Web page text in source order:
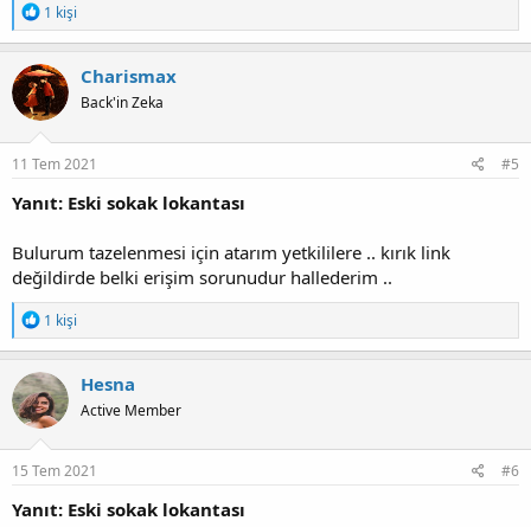
T
e
p
k
i
l
e
r
:
1 kişi
Charismax
Back'in Zeka
11 Tem 2021 #5
Yanıt: Eski sokak lokantası
Bulurum tazelenmesi için atarım yetkililere .. kırık link
değildirde belki erişim sorunudur hallederim ..
T
e
p
k
i
l
e
r
:
1 kişi
Hesna
Active Member
15 Tem 2021 #6
Yanıt: Eski sokak lokantası